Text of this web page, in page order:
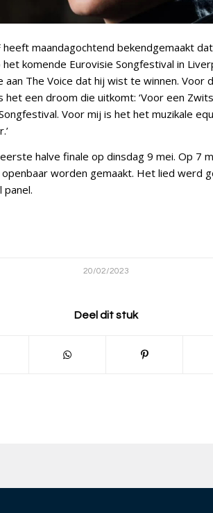
maandagochtend bekendgemaakt
komende Eurovisie Songfestival in
aan The Voice dat hij wist te winnen. Voor
een droom die uitkomt: ‘Voor een
Voor mij is het het muzikale
halve finale op dinsdag 9 mei. Op 7
worden gemaakt. Het lied werd
panel.
20/02/2023
Deel dit stuk